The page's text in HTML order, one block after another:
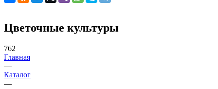
Цветочные культуры
762
Главная
—
Каталог
—